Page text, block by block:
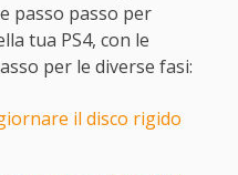
passo passo per
tua PS4, con le
per le diverse fasi:
il disco rigido